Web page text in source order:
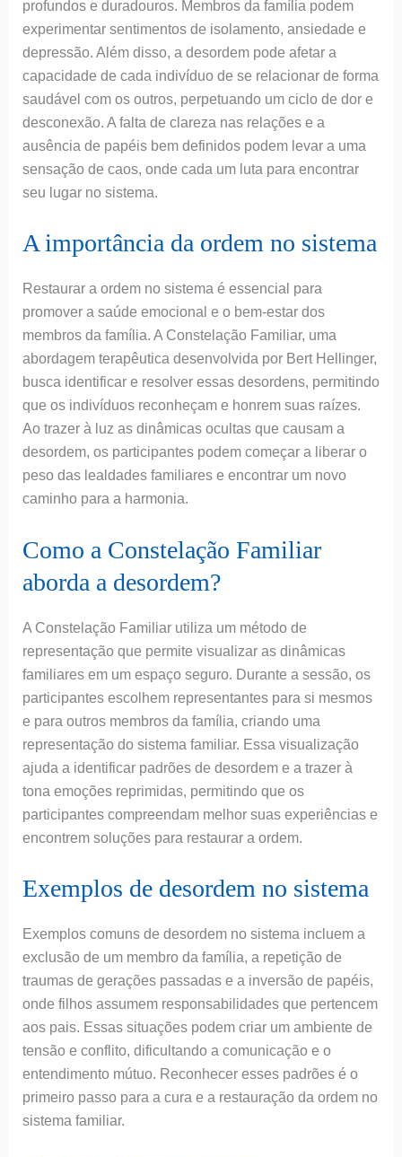
profundos e duradouros. Membros da família podem
experimentar sentimentos de isolamento, ansiedade e
depressão. Além disso, a desordem pode afetar a
capacidade de cada indivíduo de se relacionar de forma
saudável com os outros, perpetuando um ciclo de dor e
desconexão. A falta de clareza nas relações e a
ausência de papéis bem definidos podem levar a uma
sensação de caos, onde cada um luta para encontrar
seu lugar no sistema.
A importância da ordem no sistema
Restaurar a ordem no sistema é essencial para
promover a saúde emocional e o bem-estar dos
membros da família. A Constelação Familiar, uma
abordagem terapêutica desenvolvida por Bert Hellinger,
busca identificar e resolver essas desordens, permitindo
que os indivíduos reconheçam e honrem suas raízes.
Ao trazer à luz as dinâmicas ocultas que causam a
desordem, os participantes podem começar a liberar o
peso das lealdades familiares e encontrar um novo
caminho para a harmonia.
Como a Constelação Familiar
aborda a desordem?
A Constelação Familiar utiliza um método de
representação que permite visualizar as dinâmicas
familiares em um espaço seguro. Durante a sessão, os
participantes escolhem representantes para si mesmos
e para outros membros da família, criando uma
representação do sistema familiar. Essa visualização
ajuda a identificar padrões de desordem e a trazer à
tona emoções reprimidas, permitindo que os
participantes compreendam melhor suas experiências e
encontrem soluções para restaurar a ordem.
Exemplos de desordem no sistema
Exemplos comuns de desordem no sistema incluem a
exclusão de um membro da família, a repetição de
traumas de gerações passadas e a inversão de papéis,
onde filhos assumem responsabilidades que pertencem
aos pais. Essas situações podem criar um ambiente de
tensão e conflito, dificultando a comunicação e o
entendimento mútuo. Reconhecer esses padrões é o
primeiro passo para a cura e a restauração da ordem no
sistema familiar.